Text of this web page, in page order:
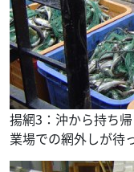
揚網3：沖から持ち
業場での網外しが待